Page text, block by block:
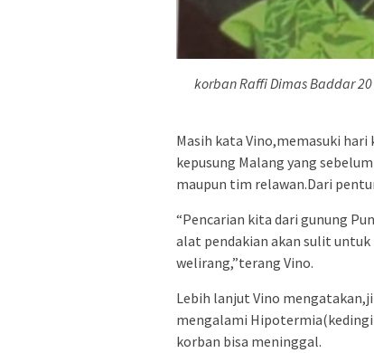
korban Raffi Dimas Baddar
Masih kata Vino,memasuki
kepusung Malang yang
maupun tim relawan.Dari
“Pencarian kita dari gunung
alat pendakian akan sulit untuk
welirang,”terang Vino.
Lebih lanjut Vino
mengalami
korban bisa meninggal.